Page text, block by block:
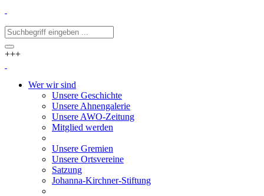
+++
Wer wir sind
Unsere Geschichte
Unsere Ahnengalerie
Unsere AWO-Zeitung
Mitglied werden
Unsere Gremien
Unsere Ortsvereine
Satzung
Johanna-Kirchner-Stiftung